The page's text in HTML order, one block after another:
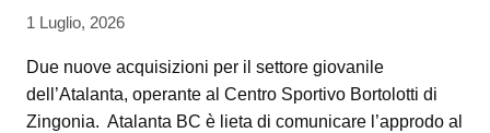
1 Luglio, 2026
Due nuove acquisizioni per il settore giovanile
dell’Atalanta, operante al Centro Sportivo Bortolotti di
Zingonia. Atalanta BC è lieta di comunicare l’approdo al